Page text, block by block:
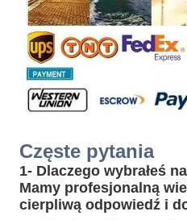
Częste pytania
1- Dlaczego wybrałeś
Mamy profesjonalną
cierpliwą odpowiedź i